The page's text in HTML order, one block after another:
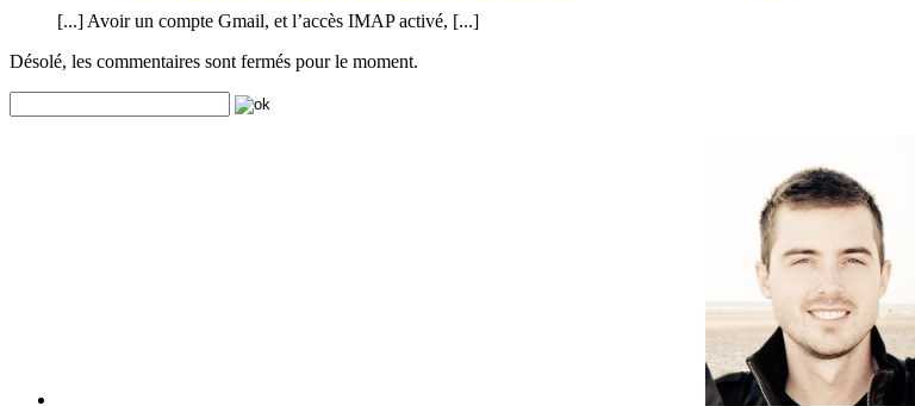
[...] Avoir un compte Gmail, et l’accès IMAP activé, [...]
Désolé, les commentaires sont fermés pour le moment.